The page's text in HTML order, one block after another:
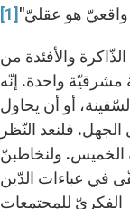
هو عقليّ" [1]
والأفئدة من
مشرقيّة واحدة. إنّه
أو أن يحاول
الجهل. فلنعد النّظر
الخميس. ولنخاطبنّ
في عباءات الدّين